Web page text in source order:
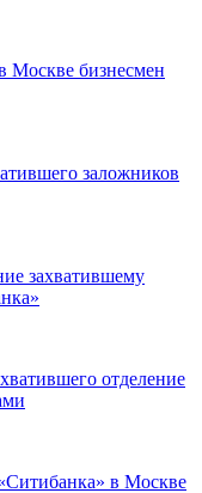
Москве бизнесмен
заложников
захватившему
отделение
в Москве